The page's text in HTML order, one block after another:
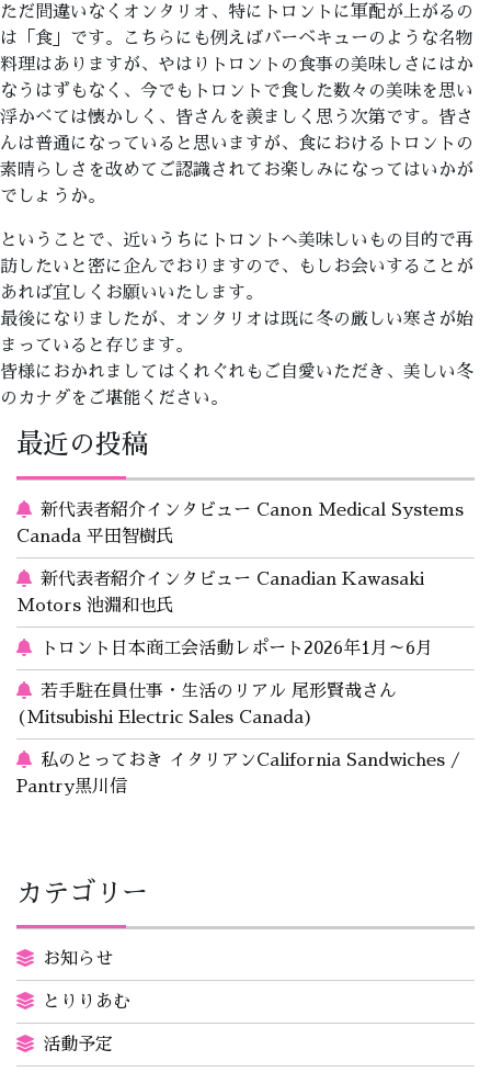
ただ間違いなくオンタリオ、特にトロントに軍配が上がるの
は「食」です。こちらにも例えばバーベキューのような名物
料理はありますが、やはりトロントの食事の美味しさにはか
なうはずもなく、今でもトロントで食した数々の美味を思い
浮かべては懐かしく、皆さんを羨ましく思う次第です。皆さ
んは普通になっていると思いますが、食におけるトロントの
素晴らしさを改めてご認識されてお楽しみになってはいかが
でしょうか。
ということで、近いうちにトロントへ美味しいもの目的で再
訪したいと密に企んでおりますので、もしお会いすることが
あれば宜しくお願いいたします。
最後になりましたが、オンタリオは既に冬の厳しい寒さが始
まっていると存じます。
皆様におかれましてはくれぐれもご自愛いただき、美しい冬
のカナダをご堪能ください。
最近の投稿
新代表者紹介インタビュー Canon Medical Systems
Canada 平田智樹氏
新代表者紹介インタビュー Canadian Kawasaki
Motors 池淵和也氏
トロント日本商工会活動レポート2026年1月～6月
若手駐在員仕事・生活のリアル 尾形賢哉さん
(Mitsubishi Electric Sales Canada)
私のとっておき イタリアンCalifornia Sandwiches /
Pantry黒川信
カテゴリー
お知らせ
とりりあむ
活動予定